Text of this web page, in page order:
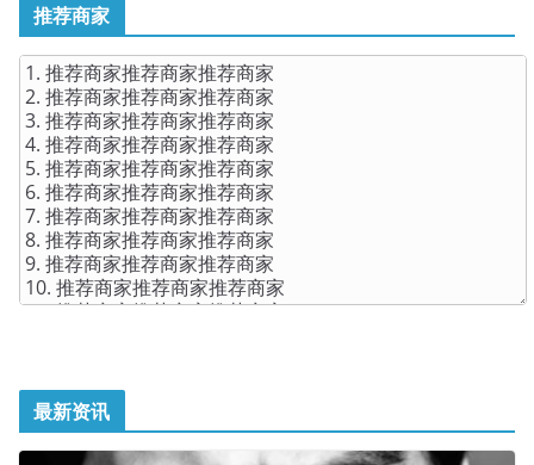
推荐商家
最新资讯